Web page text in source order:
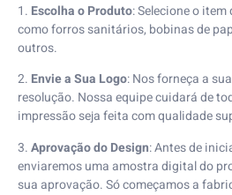
1. Escolha o Produto: Selecione o
como forros sanitários, bobinas de
outros.
2. Envie a Sua Logo: Nos forneça a
resolução. Nossa equipe cuidará de
impressão seja feita com qualidade
3.Aprovação do Design: Antes de
enviaremos uma amostra digital do
sua aprovação. Só começamos a